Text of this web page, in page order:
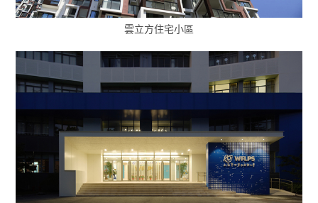
雲立方住宅小區